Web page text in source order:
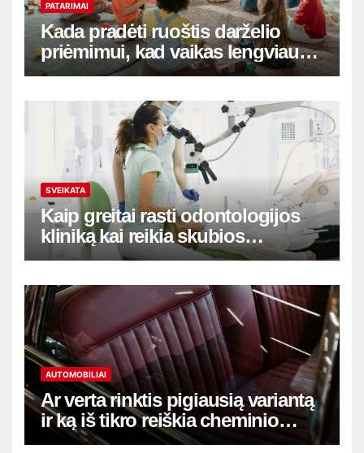
PATARIMAI
Kada pradėti ruoštis darželio
priėmimui, kad vaikas lengviau
adaptuotųsi
SVEIKATA
Kaip greitai rasti odontologijos
kliniką kai reikia skubios
pagalbos
AUTOMOBILIAI
Ar verta rinktis pigiausią variantą
ir ką iš tikro reiškia cheminio
salono valymo Vilniuje kaina